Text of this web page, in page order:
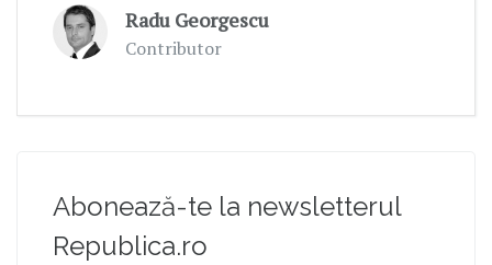
Radu Georgescu
Contributor
Abonează-te la newsletterul
Republica.ro